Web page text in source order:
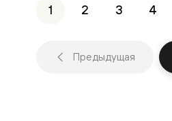
1 2 3 4
Предыдущая